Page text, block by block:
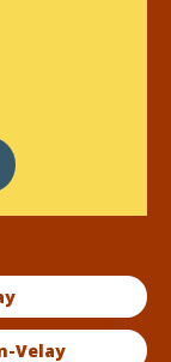
Velay